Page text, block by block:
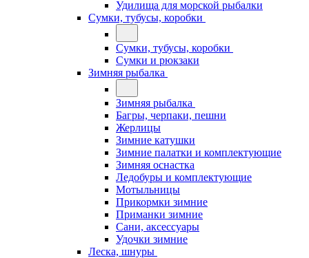
Удилища для морской рыбалки
Сумки, тубусы, коробки
Сумки, тубусы, коробки
Сумки и рюкзаки
Зимняя рыбалка
Зимняя рыбалка
Багры, черпаки, пешни
Жерлицы
Зимние катушки
Зимние палатки и комплектующие
Зимняя оснастка
Ледобуры и комплектующие
Мотыльницы
Прикормки зимние
Приманки зимние
Сани, аксессуары
Удочки зимние
Леска, шнуры